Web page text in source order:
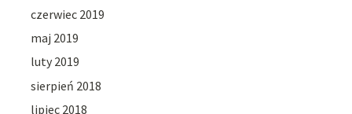
czerwiec 2019
maj 2019
luty 2019
sierpień 2018
lipiec 2018